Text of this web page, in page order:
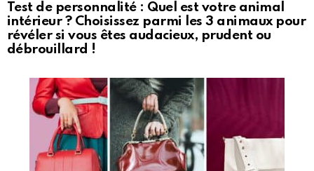
Test de personnalité : Quel est votre animal
intérieur ? Choisissez parmi les 3 animaux pour
révéler si vous êtes audacieux, prudent ou
débrouillard !